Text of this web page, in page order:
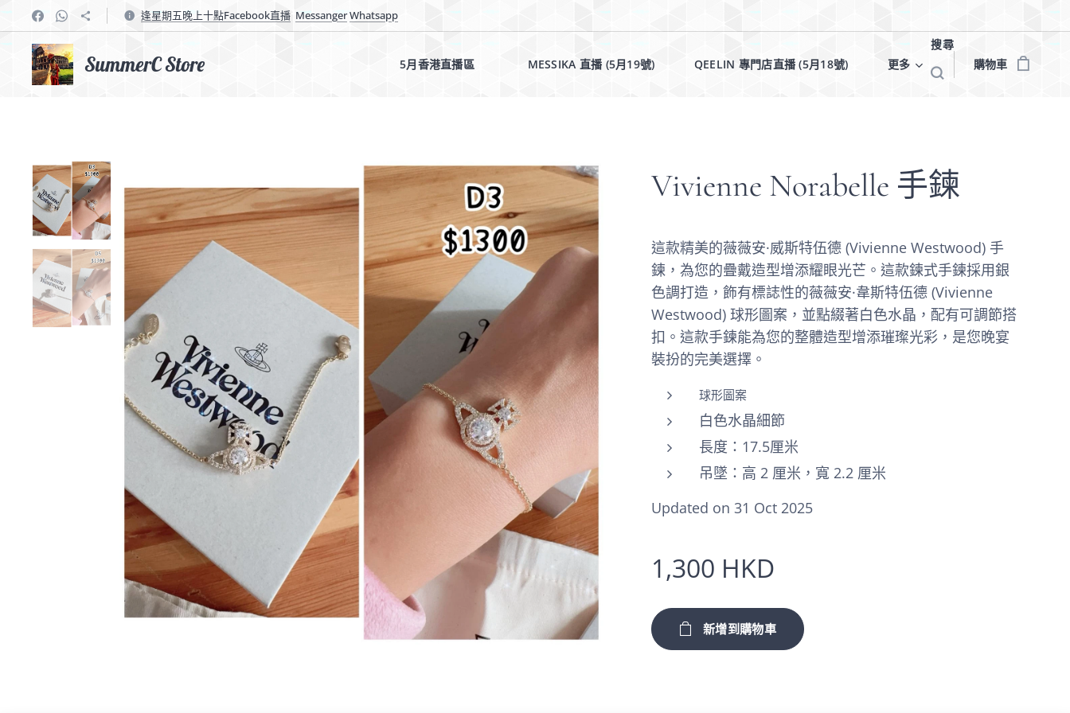
逢星期五晚上十點Facebook直播 MessangerWhatsapp
SummerC Store 5月香港直播區✨✨ MESSIKA 直播 (5月19號)✨ QEELIN 專門店直播 (5月18號)✨ 更多
搜尋
購物車
Vivienne Norabelle 手鍊
這款精美的薇薇安·威斯特伍德 (Vivienne Westwood) 手
鍊，為您的疊戴造型增添耀眼光芒。這款鍊式手鍊採用銀
色調打造，飾有標誌性的薇薇安·韋斯特伍德 (Vivienne
Westwood) 球形圖案，並點綴著白色水晶，配有可調節搭
扣。這款手鍊能為您的整體造型增添璀璨光彩，是您晚宴
裝扮的完美選擇。
球形圖案
白色水晶細節
長度：17.5厘米
吊墜：高 2 厘米，寬 2.2 厘米
Updated on 31 Oct 2025
1,300 HKD
新增到購物車